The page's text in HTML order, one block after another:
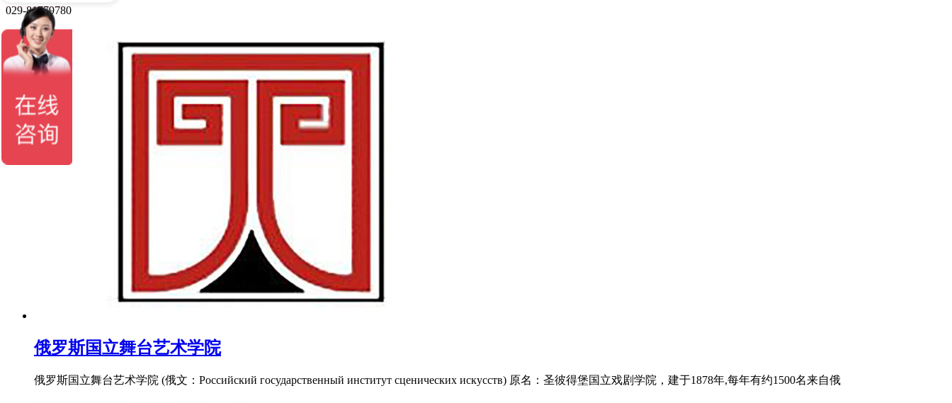
029-81779780
俄罗斯国立舞台艺术学院
俄罗斯国立舞台艺术学院 (俄文：Российский государственный институт сценических искусств) 原名：圣彼得堡国立戏剧学院，建于1878年,每年有约1500名来自俄
罗斯翻译公证海牙认证